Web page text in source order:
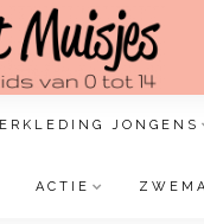
JONGENS
ACTIE